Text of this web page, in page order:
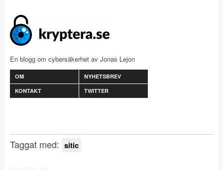
En blogg om cybersäkerhet av Jonas Lejon
OM
NYHETSBREV
KONTAKT
TWITTER
Taggat med: sitic